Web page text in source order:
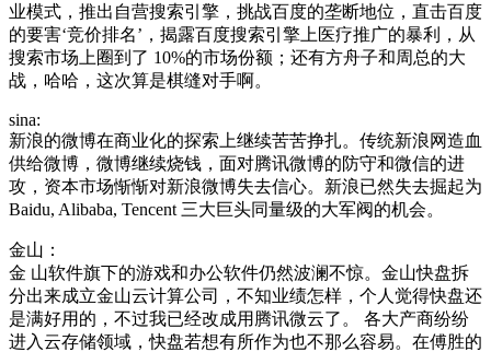
业模式，推出自营搜索引擎，挑战百度的垄断地位，直击百度
的要害‘竞价排名’，揭露百度搜索引擎上医疗推广的暴利，从
搜索市场上圈到了 10%的市场份额；还有方舟子和周总的大
战，哈哈，这次算是棋缝对手啊。
sina:
新浪的微博在商业化的探索上继续苦苦挣扎。传统新浪网造血
供给微博，微博继续烧钱，面对腾讯微博的防守和微信的进
攻，资本市场惭惭对新浪微博失去信心。新浪已然失去掘起为
Baidu, Alibaba, Tencent 三大巨头同量级的大军阀的机会。
金山：
金 山软件旗下的游戏和办公软件仍然波澜不惊。金山快盘拆
分出来成立金山云计算公司，不知业绩怎样，个人觉得快盘还
是满好用的，不过我已经改成用腾讯微云了。 各大产商纷纷
进入云存储领域，快盘若想有所作为也不那么容易。在傅胜的